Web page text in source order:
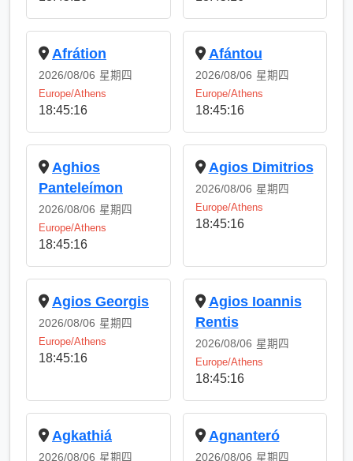
Afrátion
2026/08/06 星期四
Europe/Athens
18:45:16
Afántou
2026/08/06 星期四
Europe/Athens
18:45:16
Aghios
Panteleímon
2026/08/06 星期四
Europe/Athens
18:45:16
Agios Dimitrios
2026/08/06
星期四
Europe/Athens
18:45:16
Agios Georgis
2026/08/06
星期四
Europe/Athens
18:45:16
Agios Ioannis
Rentis
2026/08/06
Europe/Athens
18:45:16
Agkathiá
2026/08/06 星期四
Europe/Athens
Agnanteró
2026/08/06 星期四
Europe/Athens